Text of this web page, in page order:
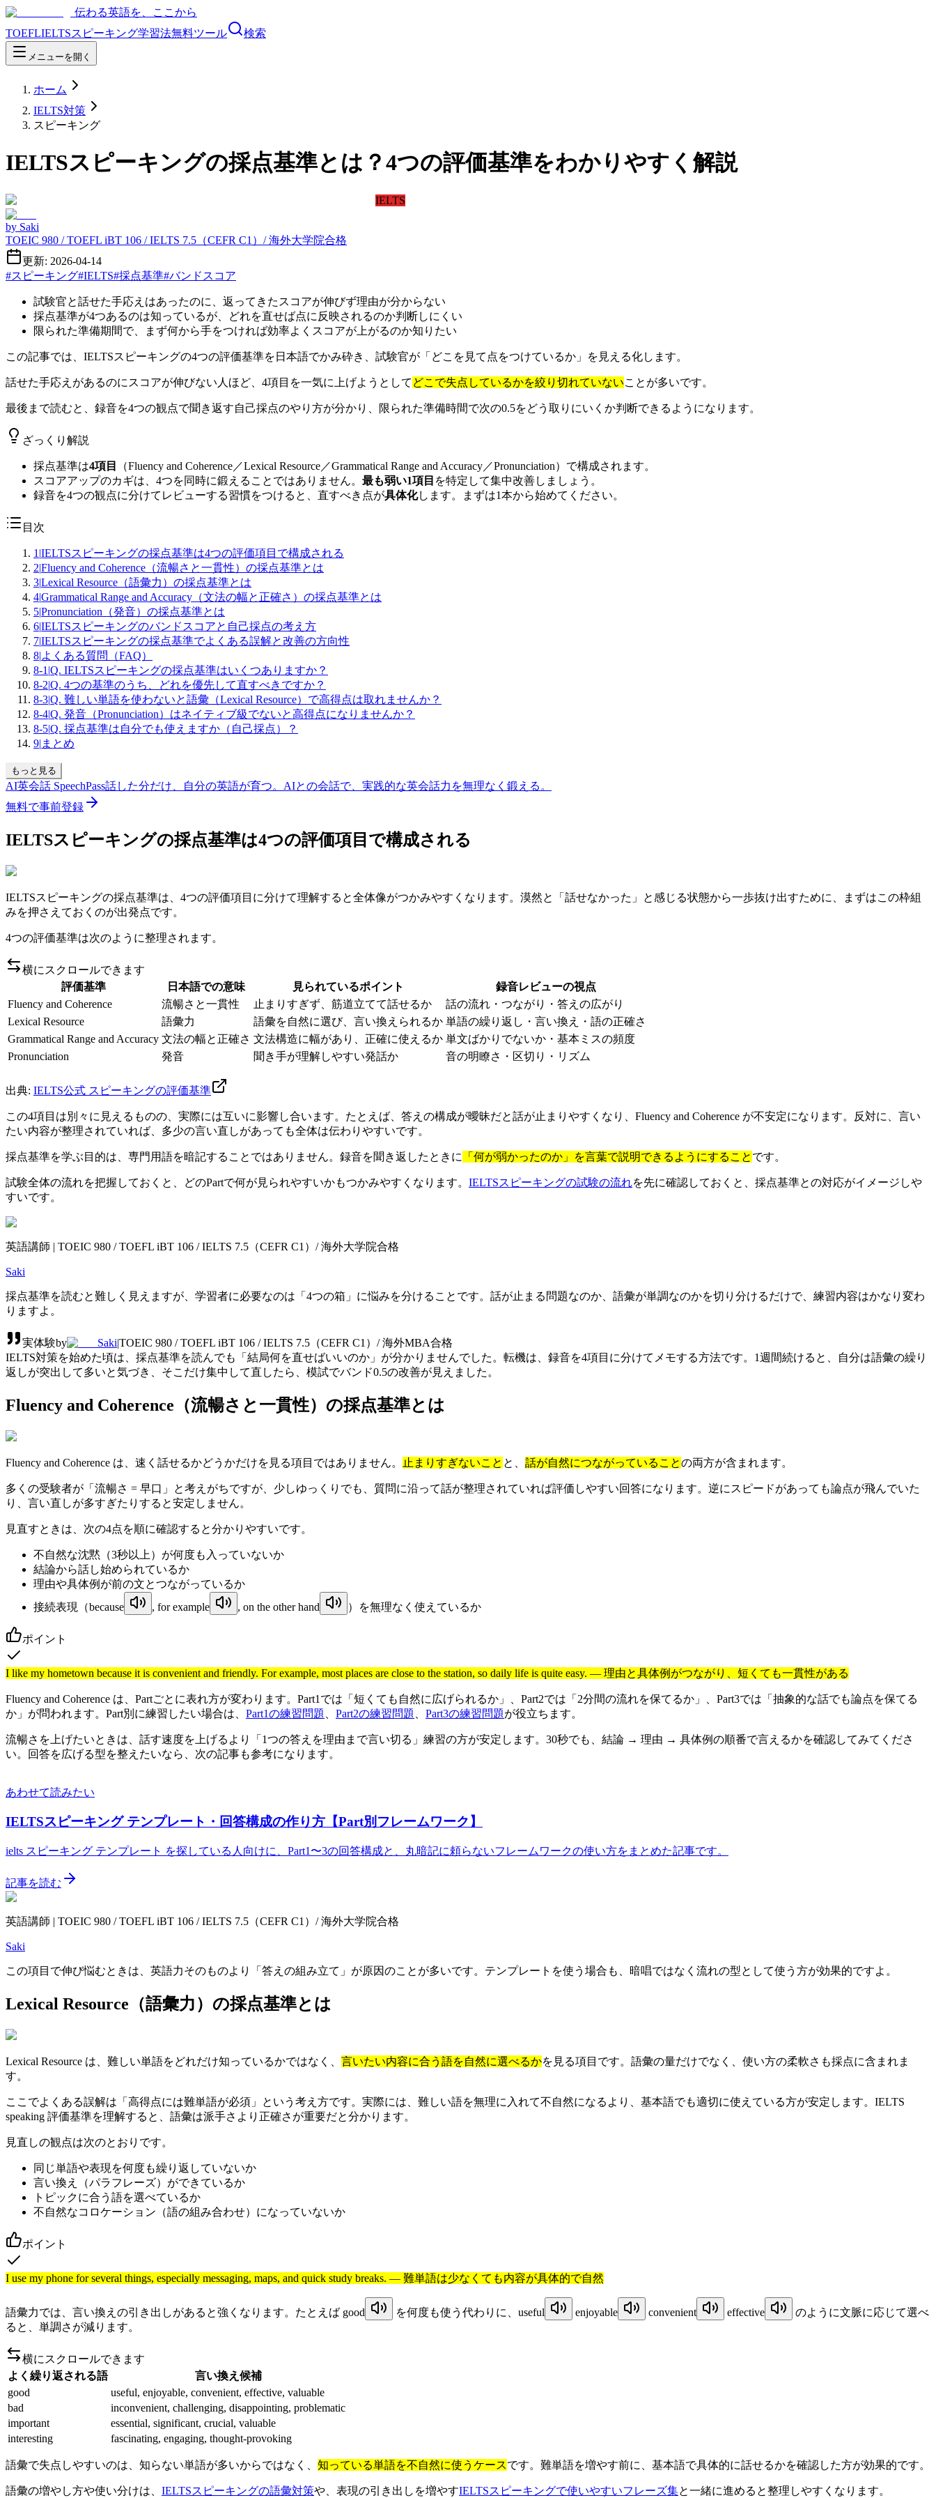
伝わる英語を、ここから
TOEFLIELTSスピーキング学習法無料ツール 検索
メニューを開く
ホーム
IELTS対策
スピーキング
IELTSスピーキングの採点基準とは？4つの評価基準をわかりやすく解説
IELTS
by Saki
TOEIC 980 / TOEFL iBT 106 / IELTS 7.5（CEFR C1）/ 海外大学院合格
更新: 2026-04-14
#スピーキング#IELTS#採点基準#バンドスコア
試験官と話せた手応えはあったのに、返ってきたスコアが伸びず理由が分からない
採点基準が4つあるのは知っているが、どれを直せば点に反映されるのか判断しにくい
限られた準備期間で、まず何から手をつければ効率よくスコアが上がるのか知りたい
この記事では、IELTSスピーキングの4つの評価基準を日本語でかみ砕き、試験官が「どこを見て点をつけているか」を見える化します。
話せた手応えがあるのにスコアが伸びない人ほど、4項目を一気に上げようとして どこで失点しているかを絞り切れていないことが多いです。
最後まで読むと、録音を4つの観点で聞き返す自己採点のやり方が分かり、限られた準備時間で次の0.5をどう取りにいくか判断できるようになります。
ざっくり解説
採点基準は4項目
（Fluency and Coherence／Lexical Resource／Grammatical Range and Accuracy／Pronunciation）で構成されます。
スコアアップのカギは、4つを同時に鍛えることではありません。 最も弱い1項目 を特定して集中改善しましょう。
録音を4つの観点に分けてレビューする習慣をつけると、直すべき点が具体化します。まずは1本から始めてください。
目次
1 |IELTSスピーキングの採点基準は4つの評価項目で構成される
2|Fluency and Coherence（流暢さと一貫性）の採点基準とは
3|Lexical Resource（語彙力）の採点基準とは
4|Grammatical Range and Accuracy（文法の幅と正確さ）の採点基準とは
5|Pronunciation（発音）の採点基準とは
6|IELTSスピーキングのバンドスコアと自己採点の考え方
7|IELTSスピーキングの採点基準でよくある誤解と改善の方向性
8|よくある質問（FAQ）
8-1 |Q. IELTSスピーキングの採点基準はいくつありますか？
8-2|Q. 4つの基準のうち、どれを優先して直すべきですか？
8-3|Q. 難しい単語を使わないと語彙（Lexical Resource）で高得点は取れませんか？
8-4|Q. 発音（Pronunciation）はネイティブ級でないと高得点になりませんか？
8-5|Q. 採点基準は自分でも使えますか（自己採点）？
9| まとめ
もっと見る
AI英会話 SpeechPass話した分だけ、自分の英語が育つ。 AIとの会話で、実践的な英会話力を無理なく鍛える。
無料で事前登録
IELTSスピーキングの採点基準は4つの評価項目で構成される
IELTSスピーキングの採点基準は、4つの評価項目に分けて理解すると全体像がつかみやすくなります。漠然と「話せなかった」と感じる状態から一歩抜け出すために、まずはこの枠組
みを押さえておくのが出発点です。
4つの評価基準は次のように整理されます。
横にスクロールできます
評価基準
日本語での意味 見られているポイント
録音レビューの視点
Fluency and Coherence
流暢さと一貫性 止まりすぎず、筋道立てて話せるか
話の流れ・つながり・答えの広がり
Lexical Resource
語彙力 語彙を自然に選び、言い換えられるか 単語の繰り返し・言い換え・語の正確さ
Grammatical Range and Accuracy 文法の幅と正確さ 文法構造に幅があり、正確に使えるか 単文ばかりでないか・基本ミスの頻度
Pronunciation
発音 聞き手が理解しやすい発話か 音の明瞭さ・区切り・リズム
出典: IELTS公式 スピーキングの評価基準
この4項目は別々に見えるものの、実際には互いに影響し合います。たとえば、答えの構成が曖昧だと話が止まりやすくなり、Fluency and Coherence が不安定になります。反対に、言い
たい内容が整理されていれば、多少の言い直しがあっても全体は伝わりやすいです。
採点基準を学ぶ目的は、専門用語を暗記することではありません。録音を聞き返したときに 「何が弱かったのか」を言葉で説明できるようにすること です。
試験全体の流れを把握しておくと、どのPartで何が見られやすいかもつかみやすくなります。 IELTSスピーキングの試験の流れを先に確認しておくと、採点基準との対応がイメージしや
すいです。
英語講師 | TOEIC 980 / TOEFL iBT 106 / IELTS 7.5（CEFR C1）/ 海外大学院合格
Saki
採点基準を読むと難しく見えますが、学習者に必要なのは「4つの箱」に悩みを分けることです。話が止まる問題なのか、語彙が単調なのかを切り分けるだけで、練習内容はかなり変わ
りますよ。
実体験by Saki|TOEIC 980 / TOEFL iBT 106 / IELTS 7.5（CEFR C1）/ 海外MBA合格
IELTS対策を始めた頃は、採点基準を読んでも「結局何を直せばいいのか」が分かりませんでした。転機は、録音を4項目に分けてメモする方法です。1週間続けると、自分は語彙の繰り
返しが突出して多いと気づき、そこだけ集中して直したら、模試でバンド0.5の改善が見えました。
Fluency and Coherence（流暢さと一貫性）の採点基準とは
Fluency and Coherence は、速く話せるかどうかだけを見る項目ではありません。 止まりすぎないこと と、 話が自然につながっていることの両方が含まれます。
多くの受験者が「流暢さ = 早口」と考えがちですが、少しゆっくりでも、質問に沿って話が整理されていれば評価しやすい回答になります。逆にスピードがあっても論点が飛んでいた
り、言い直しが多すぎたりすると安定しません。
見直すときは、次の4点を順に確認すると分かりやすいです。
不自然な沈黙（3秒以上）が何度も入っていないか
結論から話し始められているか
理由や具体例が前の文とつながっているか
接続表現（because , for example , on the other hand ）を無理なく使えているか
ポイント
I like my hometown because it is convenient and friendly. For example, most places are close to the station, so daily life is quite easy. — 理由と具体例がつながり、短くても一貫性がある
Fluency and Coherence は、Partごとに表れ方が変わります。Part1では「短くても自然に広げられるか」、Part2では「2分間の流れを保てるか」、Part3では「抽象的な話でも論点を保てる
か」が問われます。Part別に練習したい場合は、 Part1の練習問題 Part2の練習問題 Part3の練習問題が役立ちます。
流暢さを上げたいときは、話す速度を上げるより「1つの答えを理由まで言い切る」練習の方が安定します。30秒でも、結論 → 理由 → 具体例の順番で言えるかを確認してみてくださ
い。回答を広げる型を整えたいなら、次の記事も参考になります。
あわせて読みたい
IELTSスピーキング テンプレート・回答構成の作り方【Part別フレームワーク】
ielts スピーキング テンプレート を探している人向けに、Part1〜3の回答構成と、丸暗記に頼らないフレームワークの使い方をまとめた記事です。
記事を読む
英語講師 | TOEIC 980 / TOEFL iBT 106 / IELTS 7.5（CEFR C1）/ 海外大学院合格
Saki
この項目で伸び悩むときは、英語力そのものより「答えの組み立て」が原因のことが多いです。テンプレートを使う場合も、暗唱ではなく流れの型として使う方が効果的ですよ。
Lexical Resource（語彙力）の採点基準とは
Lexical Resource は、難しい単語をどれだけ知っているかではなく、 言いたい内容に合う語を自然に選べるかを見る項目です。語彙の量だけでなく、使い方の柔軟さも採点に含まれま
す。
ここでよくある誤解は「高得点には難単語が必須」という考え方です。実際には、難しい語を無理に入れて不自然になるより、基本語でも適切に使えている方が安定します。IELTS
speaking 評価基準を理解すると、語彙は派手さより正確さが重要だと分かります。
見直しの観点は次のとおりです。
同じ単語や表現を何度も繰り返していないか
言い換え（パラフレーズ）ができているか
トピックに合う語を選べているか
不自然なコロケーション（語の組み合わせ）になっていないか
ポイント
I use my phone for several things, especially messaging, maps, and quick study breaks. — 難単語は少なくても内容が具体的で自然
語彙力では、言い換えの引き出しがあると強くなります。たとえば good を何度も使う代わりに、 useful enjoyable convenient effective
のように文脈に応じて選べ
ると、単調さが減ります。
横にスクロールできます
よく繰り返される語
言い換え候補
good
useful, enjoyable, convenient, effective, valuable
bad
inconvenient, challenging, disappointing, problematic
important
essential, significant, crucial, valuable
interesting
fascinating, engaging, thought-provoking
語彙で失点しやすいのは、知らない単語が多いからではなく、 知っている単語を不自然に使うケースです。難単語を増やす前に、基本語で具体的に話せるかを確認した方が効果的です。
語彙の増やし方や使い分けは、 IELTSスピーキングの語彙対策や、表現の引き出しを増やすIELTSスピーキングで使いやすいフレーズ集と一緒に進めると整理しやすくなります。